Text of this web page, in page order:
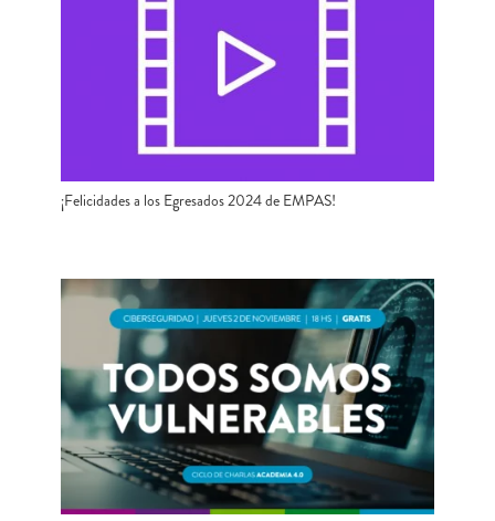
¡Felicidades a los Egresados 2024 de EMPAS!